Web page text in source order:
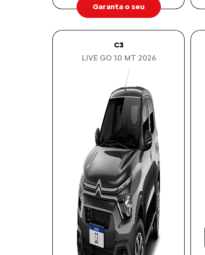
Garanta o seu
C3
LIVE GO 1.0 MT 2026